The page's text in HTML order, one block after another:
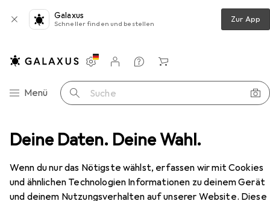
Deine Daten. Deine Wahl.
Wenn du nur das Nötigste wählst, erfassen wir mit Cookies
und ähnlichen Technologien Informationen zu deinem Gerät
und deinem Nutzungsverhalten auf unserer Website. Diese
Galaxus
Schneller finden und bestellen Zur App
Navigation nach Kategorien
Menü Suche
Einstellungen
Kundenkonto
Vergleichslisten
Merklisten
Warenkorb
Uvex xenova gelochter Halbschuh S1 SRC Weite 11
EUR
87,49
Uvex xenova gelochter Halbschuh S1